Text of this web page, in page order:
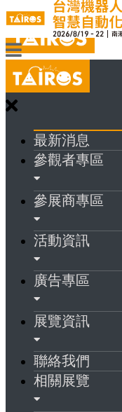
最新消息
參觀者專區
參展商專區
活動資訊
廣告專區
展覽資訊
聯絡我們
相關展覽